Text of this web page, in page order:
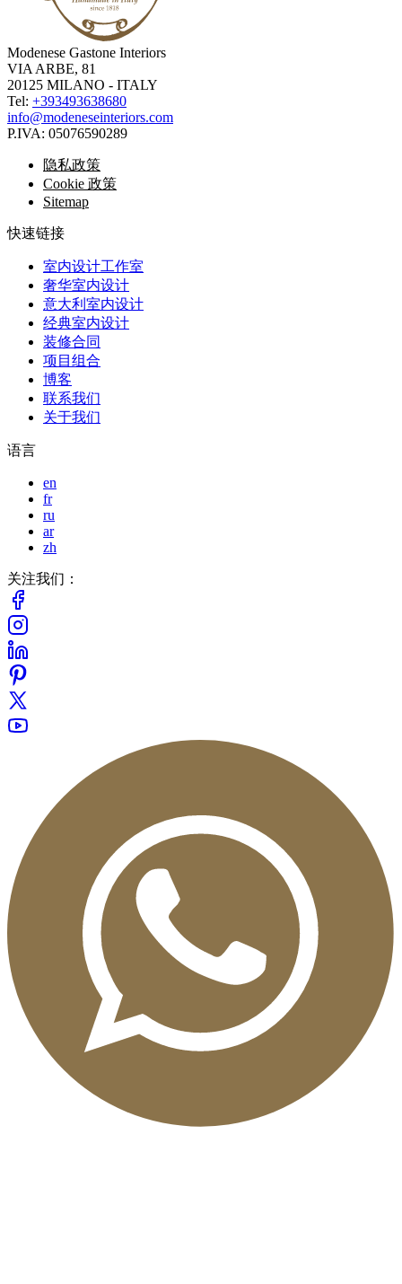
Modenese Gastone Interiors
VIA ARBE, 81
20125 MILANO - ITALY
Tel: +393493638680
info@modeneseinteriors.com
P.IVA: 05076590289
隐私政策
Cookie 政策
Sitemap
快速链接
室内设计工作室
奢华室内设计
意大利室内设计
经典室内设计
装修合同
项目组合
博客
联系我们
关于我们
语言
en
fr
ru
ar
zh
关注我们：